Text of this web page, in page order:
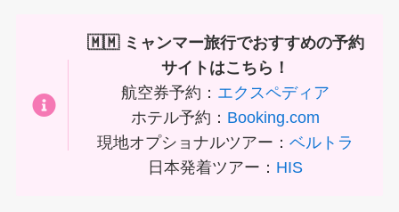
🇲🇲 ミャンマー旅行でおすすめの予約
サイトはこちら！
航空券予約： エクスペディア
ホテル予約： Booking.com
現地オプショナルツアー：ベルトラ
日本発着ツアー： HIS